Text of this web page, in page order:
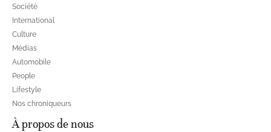
Société
International
Culture
Médias
Automobile
People
Lifestyle
Nos chroniqueurs
À propos de nous